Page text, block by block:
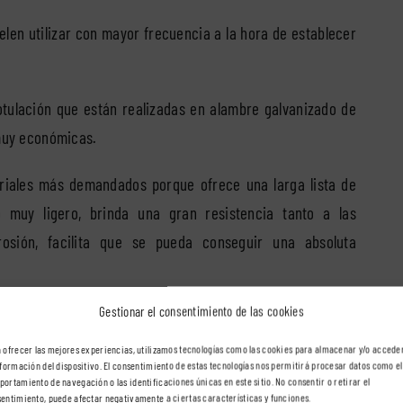
Gestionar el consentimiento de las cookies
ofrecer las mejores experiencias, utilizamos tecnologías como las cookies para almacenar y/o
del dispositivo. El consentimiento de estas tecnologías nos permitirá procesar datos como el
de navegación o las identificaciones únicas en este sitio. No consentir o retirar el
puede afectar negativamente a ciertas características y funciones.
utilizar con mayor frecuencia a la hora de establecer
que están realizadas en alambre galvanizado de
económicas.
más demandados porque ofrece una larga lista de
muy ligero, brinda una gran resistencia tanto a las
facilita que se pueda conseguir una absoluta
reclamados del sector por el hecho de que presenta
barato y ajustado a la economía de cualquier empresa,
como exteriores, que hace frente muy bien tanto a las